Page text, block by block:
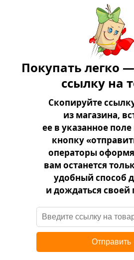
Отправить
Скопируйте
из магазина,
ее в указанное
кнопку
операторы
вам останется
удобный способ
и дождаться своей
Покупать легко
ссылку на